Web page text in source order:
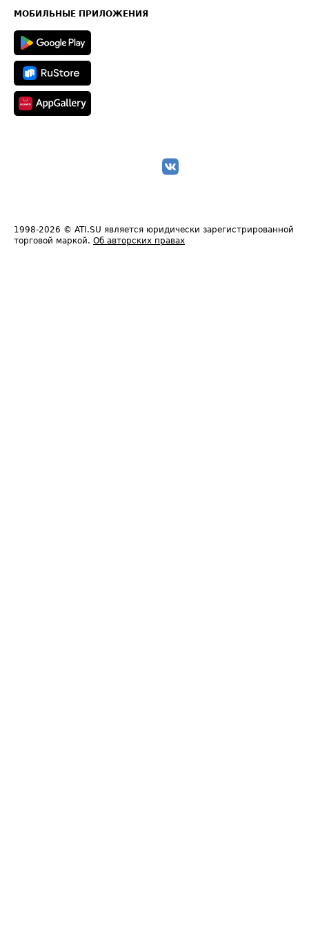
Техническая информация
МОБИЛЬНЫЕ ПРИЛОЖЕНИЯ
1998-2026 © ATI.SU является юридически зарегистрированной
торговой маркой. Об авторских правах